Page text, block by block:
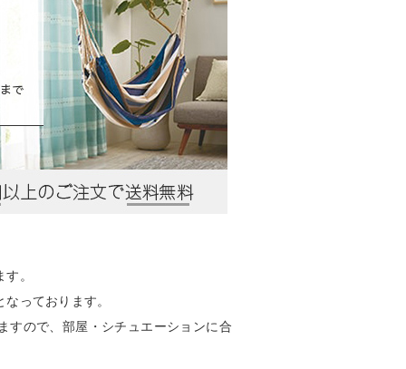
。
っております。
すので、部屋・シチュエーションに合